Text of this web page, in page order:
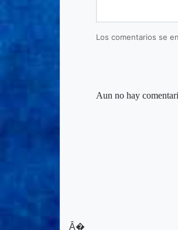
Los comentarios se
Aun no hay
Â�